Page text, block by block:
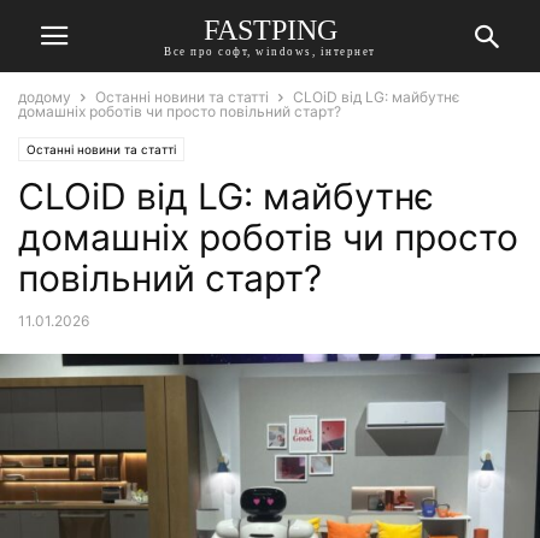
FASTPING
Все про софт, windows, інтернет
додому Останні новини та статті
CLOiD від LG: майбутнє
домашніх роботів чи просто повільний старт?
Останні новини та статті
CLOiD від LG: майбутнє
домашніх роботів чи просто
повільний старт?
11.01.2026